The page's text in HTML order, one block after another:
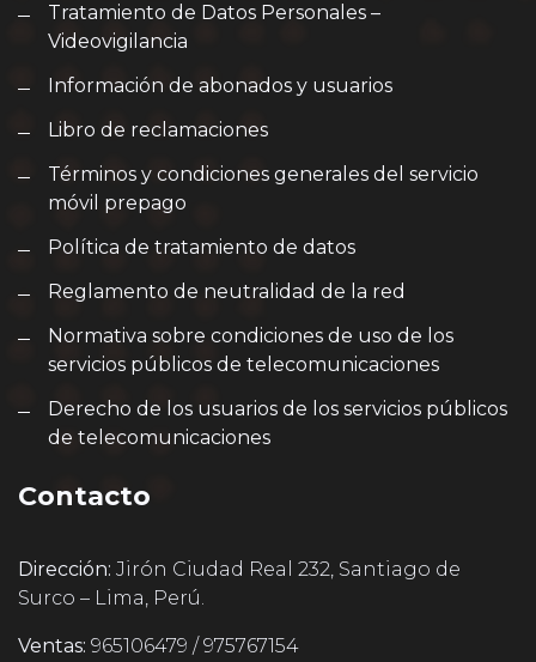
Tratamiento de Datos Personales –
Videovigilancia
Información de abonados y usuarios
Libro de reclamaciones
Términos y condiciones generales del servicio
móvil prepago
Política de tratamiento de datos
Reglamento de neutralidad de la red
Normativa sobre condiciones de uso de los
servicios públicos de telecomunicaciones
Derecho de los usuarios de los servicios públicos
de telecomunicaciones
Contacto
Dirección: Jirón Ciudad Real 232, Santiago de
Surco – Lima, Perú.
Ventas: 965106479 / 975767154